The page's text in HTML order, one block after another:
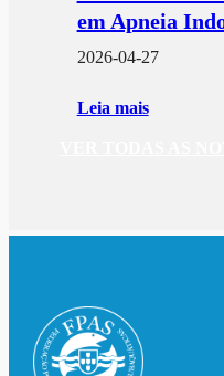
em Apneia
2026-04-27
Leia mais